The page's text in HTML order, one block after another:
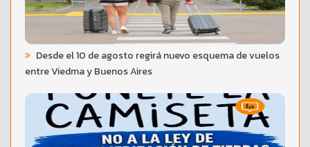
Desde el 10 de agosto regirá nuevo esquema de vuelos
entre Viedma y Buenos Aires